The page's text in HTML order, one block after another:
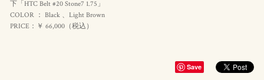
下「HTC Belt #20 Stone7 1.75」
COLOR ： Black 、Light Brown
PRICE：￥ 66,000（税込 ）
Save